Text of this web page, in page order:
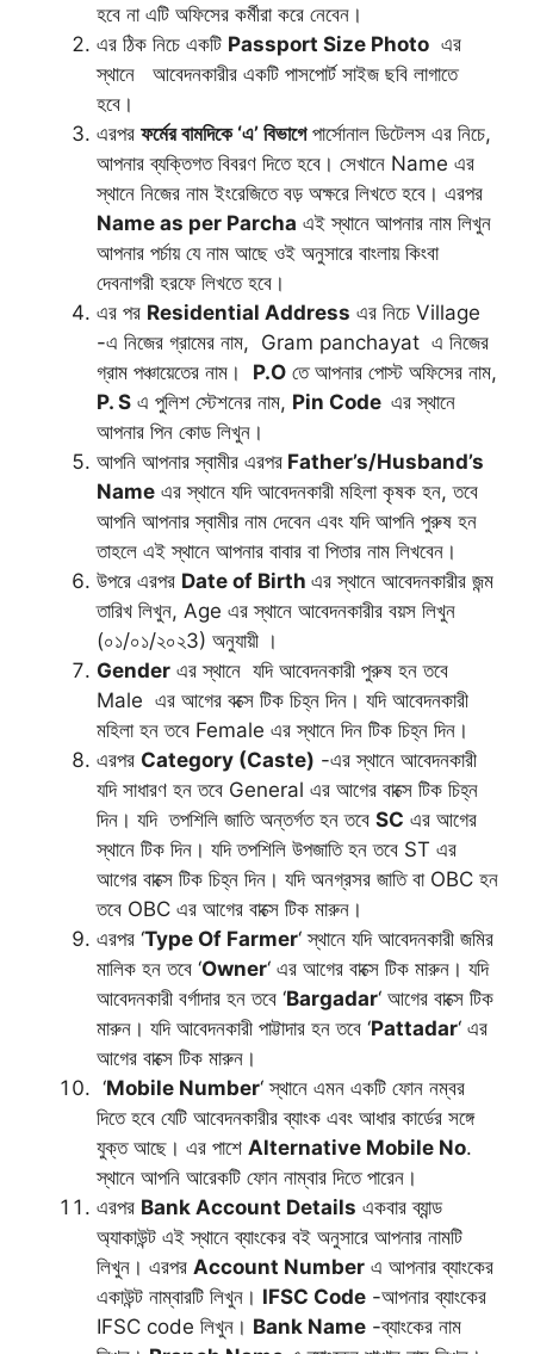
হবে না এটি অফিসের কর্মীরা করে নেবেন।
এর ঠিক নিচে একটি Passport Size Photo এর
স্থানে আবেদনকারীর একটি পাসপোর্ট সাইজ ছবি লাগাতে
হবে।
এরপর ফর্মের বামদিকে ‘এ’ বিভাগেপার্সোনাল ডিটেলস এর নিচে,
আপনার ব্যক্তিগত বিবরণ দিতে হবে। সেখানে Name এর
স্থানে নিজের নাম ইংরেজিতে বড় অক্ষরে লিখতে হবে। এরপর
Name as per Parcha এই স্থানে আপনার নাম লিখুন
আপনার পর্চায় যে নাম আছে ওই অনুসারে বাংলায় কিংবা
দেবনাগরী হরফে লিখতে হবে।
এর পর Residential Address এর নিচে Village
-এ নিজের গ্রামের নাম, Gram panchayat এ নিজের
গ্রাম পঞ্চায়েতের নাম। P.O তে আপনার পোস্ট অফিসের নাম,
P. S এ পুলিশ স্টেশনের নাম, Pin Code এর স্থানে
আপনার পিন কোড লিখুন।
আপনি আপনার স্বামীর এরপর Father’s/Husband’s
Name এর স্থানে যদি আবেদনকারী মহিলা কৃষক হন, তবে
আপনি আপনার স্বামীর নাম দেবেন এবং যদি আপনি পুরুষ হন
তাহলে এই স্থানে আপনার বাবার বা পিতার নাম লিখবেন।
উপরে এরপর Date of Birth এর স্থানে আবেদনকারীর জন্ম
তারিখ লিখুন, Age এর স্থানে আবেদনকারীর বয়স লিখুন
(০১/০১/২০২3) অনুযায়ী ।
Gender এর স্থানে যদি আবেদনকারী পুরুষ হন তবে
Male এর আগের বক্সে টিক চিহ্ন দিন। যদি আবেদনকারী
মহিলা হন তবে Female এর স্থানে দিন টিক চিহ্ন দিন।
এরপর Category (Caste) -এর স্থানে আবেদনকারী
যদি সাধারণ হন তবে General এর আগের বাক্সে টিক চিহ্ন
দিন। যদি তপশিলি জাতি অন্তর্গত হন তবে SC এর আগের
স্থানে টিক দিন। যদি তপশিলি উপজাতি হন তবে ST এর
আগের বাক্সে টিক চিহ্ন দিন। যদি অনগ্রসর জাতি বা OBC হন
তবে OBC এর আগের বাক্সে টিক মারুন।
এরপর ‘Type Of Farmer‘ স্থানে যদি আবেদনকারী জমির
মালিক হন তবে ‘Owner‘ এর আগের বাক্সে টিক মারুন। যদি
আবেদনকারী বর্গাদার হন তবে ‘Bargadar‘ আগের বাক্সে টিক
মারুন। যদি আবেদনকারী পাট্টাদার হন তবে ‘Pattadar‘ এর
আগের বাক্সে টিক মারুন।
‘Mobile Number‘ স্থানে এমন একটি ফোন নম্বর
দিতে হবে যেটি আবেদনকারীর ব্যাংক এবং আধার কার্ডের সঙ্গে
যুক্ত আছে। এর পাশে Alternative Mobile No.
স্থানে আপনি আরেকটি ফোন নাম্বার দিতে পারেন।
এরপর Bank Account Details একবার ব্যান্ড
অ্যাকাউন্ট এই স্থানে ব্যাংকের বই অনুসারে আপনার নামটি
লিখুন। এরপর Account Number এ আপনার ব্যাংকের
একাউন্ট নাম্বারটি লিখুন। IFSC Code -আপনার ব্যাংকের
IFSC code লিখুন। Bank Name -ব্যাংকের নাম